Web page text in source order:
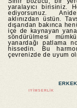
yaralayıcı birisiniz.
ediyorsunuz.
aklınızdan üstün.
dışarıdan bakınca
içe de kaynayan
söndürülmesi
yanardağı patlama
hissedin. Bu
çevrenizde de uyum
IYIMSERLIK